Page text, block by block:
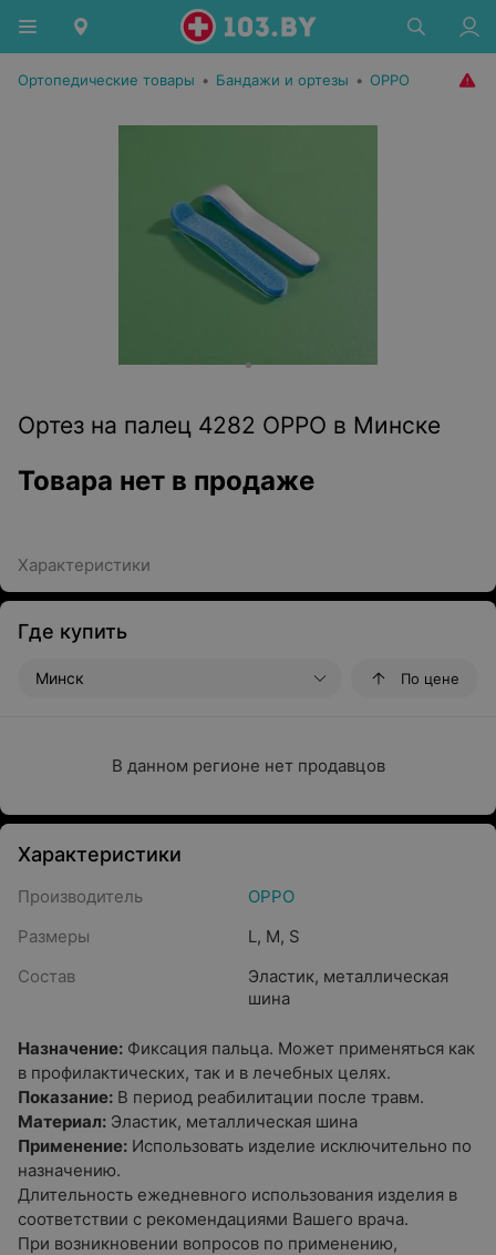
Ортопедические товары • Бандажи и ортезы • OPPO
Ортез на палец 4282 OPPO в Минске
Товара нет в продаже
Характеристики
Где купить
Минск По цене
В данном регионе нет продавцов
Характеристики
Производитель
OPPO
Размеры
L, M, S
Состав
Эластик, металлическая
шина
Назначение: Фиксация пальца. Может применяться как
в профилактических, так и в лечебных целях.
Показание: В период реабилитации после травм.
Материал: Эластик, металлическая шина
Применение: Использовать изделие исключительно по
назначению.
Длительность ежедневного использования изделия в
соответствии с рекомендациями Вашего врача.
При возникновении вопросов по применению,